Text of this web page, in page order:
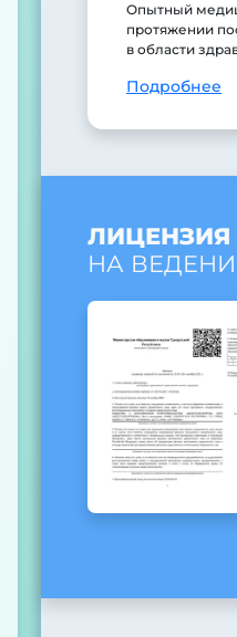
Опытный
протяжении
в области
Подробнее
ЛИЦЕНЗИЯ
НА